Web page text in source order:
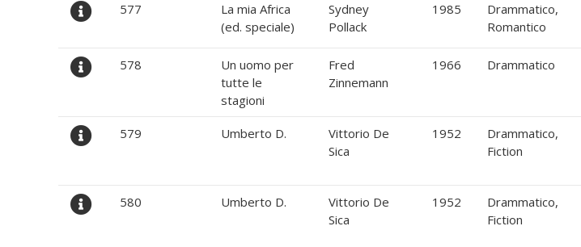
577
La mia Africa
(ed. speciale)
Sydney
Pollack
1985
Drammatico,
Romantico
578
Un uomo per
tutte le
stagioni
Fred
Zinnemann
1966 Drammatico
579 Umberto D.
Vittorio De
Sica
1952
Drammatico,
Fiction
580 Umberto D.
Vittorio De
Sica
1952
Drammatico,
Fiction